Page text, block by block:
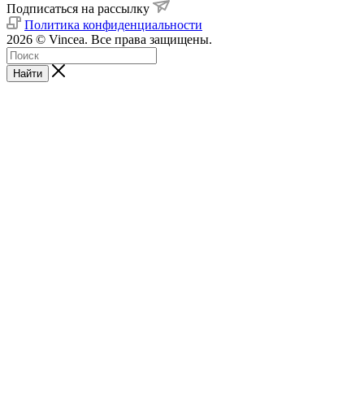
Подписаться на рассылку
Политика конфиденциальности
2026 © Vincea. Все права защищены.
Найти